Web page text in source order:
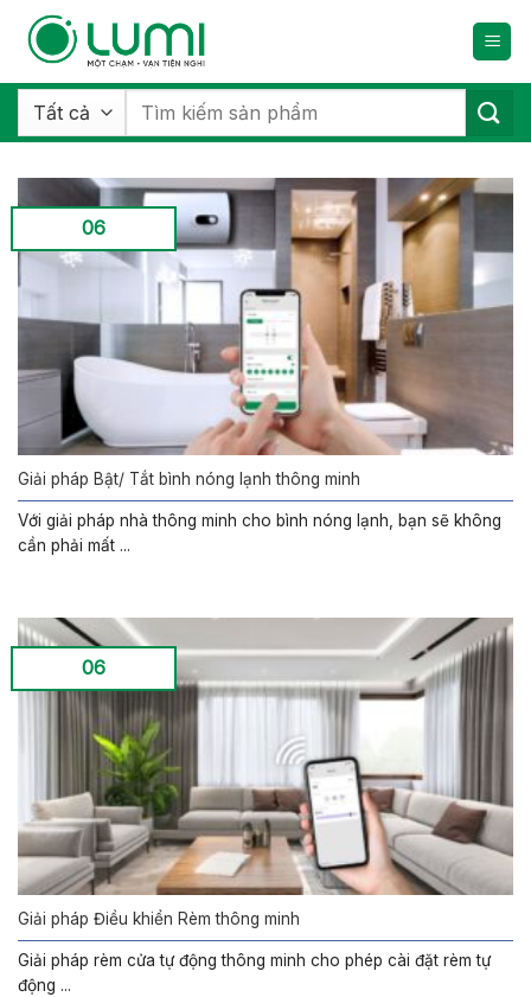
qua
dung
Tìm
Giải pháp Bật/ Tắt bình nóng lạnh thông minh
Với giải pháp nhà thông minh cho bình nóng lạnh, bạn sẽ không
cần phải mất ...
06
Giải pháp Điều khiển Rèm thông minh
Giải pháp rèm cửa tự động thông minh cho phép cài đặt rèm tự
động ...
06